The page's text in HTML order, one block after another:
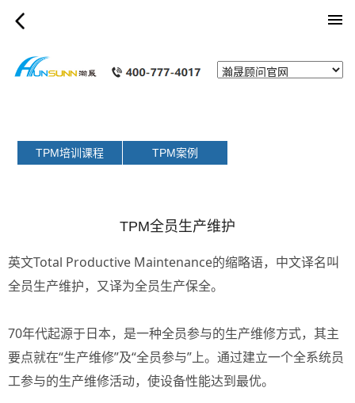
TPM培训课程 TPM案例
TPM全员生产维护
英文Total Productive Maintenance的缩略语，中文译名叫
全员生产维护，又译为全员生产保全。
70年代起源于日本，是一种全员参与的生产维修方式，其主
要点就在“生产维修”及“全员参与”上。通过建立一个全系统员
工参与的生产维修活动，使设备性能达到最优。